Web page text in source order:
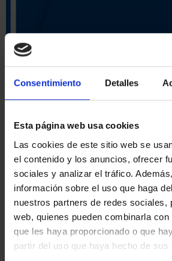
Consentimiento Detalles
Esta página web usa cookies
Las cookies de este sitio web se
el contenido y los anuncios, ofrecer
sociales y analizar el tráfico.
información sobre el uso que haga
nuestros partners de redes sociales,
web, quienes pueden combinarla
que les haya proporcionado o que
partir del uso que haya hecho de sus
ORDENAR POR:
REFINAR